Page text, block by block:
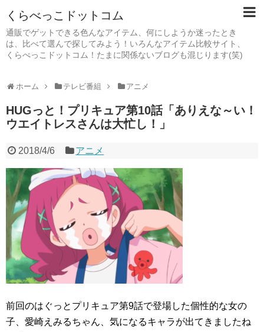
くらべっこドットコム
通販でゲットできる色んなアイテム、何にしようか迷ったとき
は、比べて選んで探してみよう！いろんなアイテム比較サイト、
くらべっこドットコム！たまに関係ないブログも混じります(笑)
ホーム テレビ番組 アニメ
HUGっと！プリキュア第10話「ありえな～い！
ウエイトレスさんは大忙し！」
2018/4/6 アニメ
前回のはぐっとプリキュア第9話で登場した個性的な女の
子、愛崎えみるちゃん、気になるキャラが出てきましたね